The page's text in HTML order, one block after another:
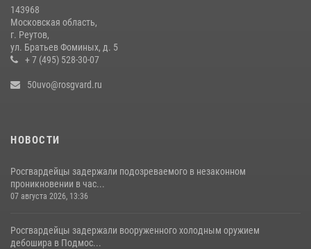
13 июля 2026, 14:14
143968
Московская область,
г. Реутов,
ул. Братьев Фоминых, д. 5
+ 7 (495) 528-30-07
50uvo@rosgvard.ru
НОВОСТИ
Росгвардейцы задержали подозреваемого в незаконном
проникновении в час...
07 августа 2026, 13:36
Росгвардейцы задержали вооруженного холодным оружием
дебошира в Подмос...